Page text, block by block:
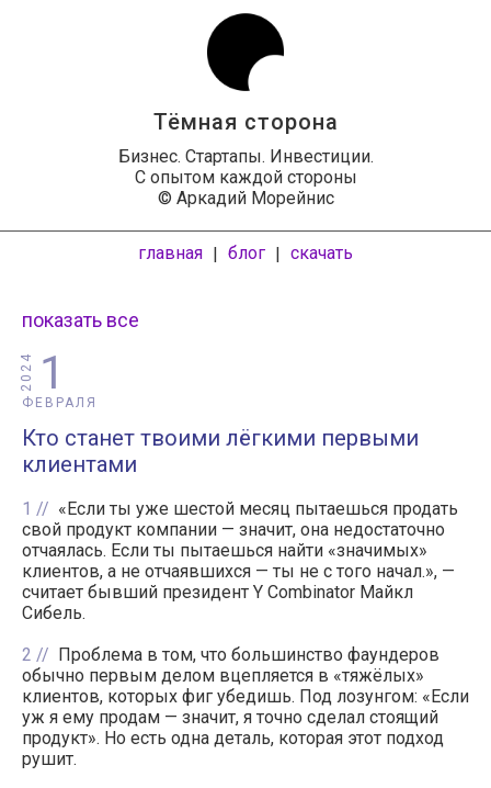
Тёмная сторона
Бизнес. Стартапы. Инвестиции.
С опытом каждой стороны
© Аркадий Морейнис
главная | блог | скачать
показать все
1
ФЕВРАЛЯ
2024
Кто станет твоими лёгкими первыми
клиентами
1
«Если ты уже шестой месяц пытаешься продать
свой продукт компании — значит, она недостаточно
отчаялась. Если ты пытаешься найти «значимых»
клиентов, а не отчаявшихся — ты не с того начал.», —
считает бывший президент Y Combinator Майкл
Сибель.
2
Проблема в том, что большинство фаундеров
обычно первым делом вцепляется в «тяжёлых»
клиентов, которых фиг убедишь. Под лозунгом: «Если
уж я ему продам — значит, я точно сделал стоящий
продукт». Но есть одна деталь, которая этот подход
рушит.